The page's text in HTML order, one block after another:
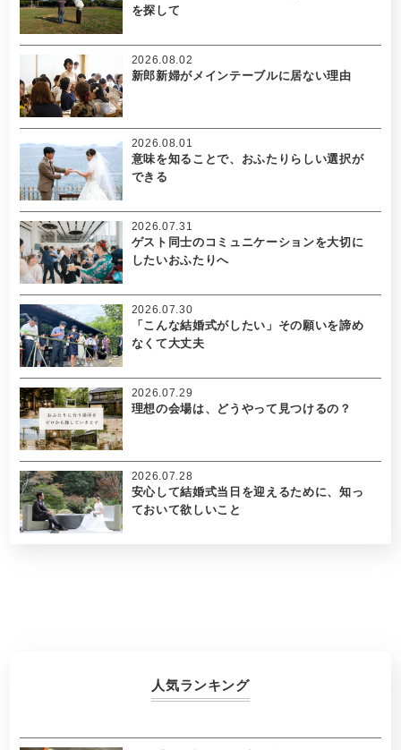
を探して
新郎新婦がメインテーブルに居ない理由
2026.08.02
意味を知ることで、おふたりらしい選択が
できる
2026.08.01
ゲスト同士のコミュニケーションを大切に
したいおふたりへ
2026.07.31
「こんな結婚式がしたい」その願いを諦め
なくて大丈夫
2026.07.30
理想の会場は、どうやって見つけるの？
2026.07.29
安心して結婚式当日を迎えるために、知っ
ておいて欲しいこと
2026.07.28
人気ランキング